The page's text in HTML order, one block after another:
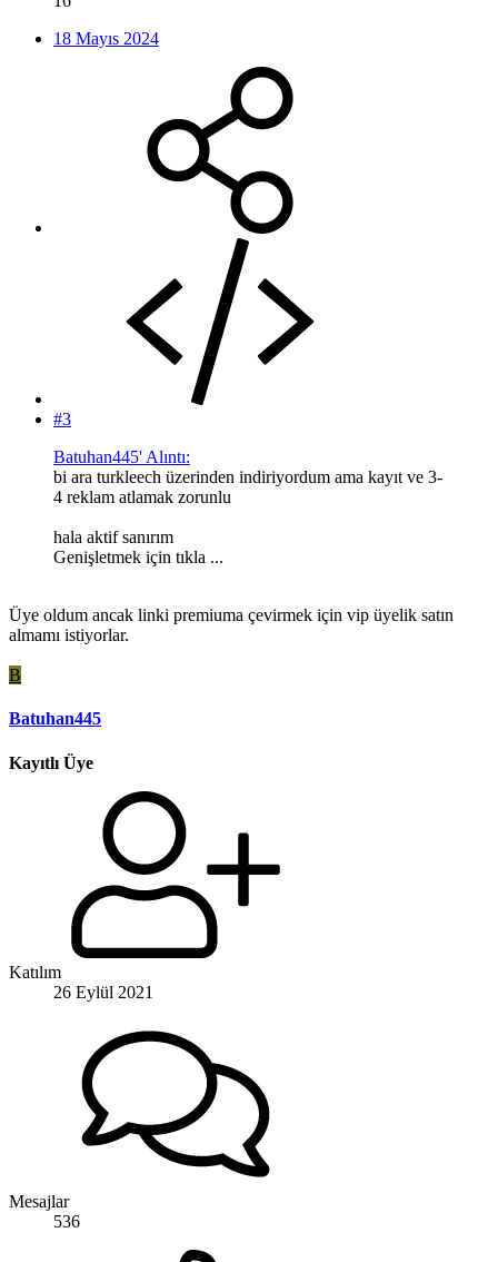
18 Mayıs 2024
#3
Batuhan445' Alıntı:
bi ara turkleech üzerinden indiriyordum ama kayıt ve 3-
4 reklam atlamak zorunlu
hala aktif sanırım
Genişletmek için tıkla ...
Üye oldum ancak linki premiuma çevirmek için vip üyelik satın
almamı istiyorlar.
B
Batuhan445
Kayıtlı Üye
Katılım
26 Eylül 2021
Mesajlar
536